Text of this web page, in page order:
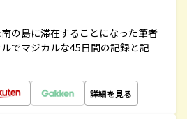
の島に滞在することになった筆者
でマジカルな45日間の記録と記
詳細を見る